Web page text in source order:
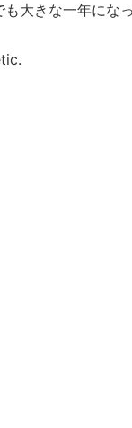
も大きな一年にな